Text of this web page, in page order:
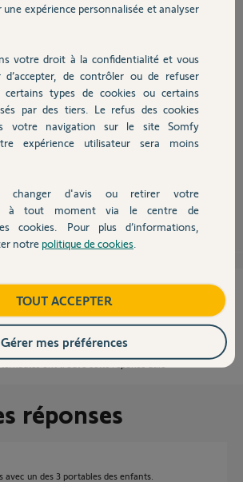
pro
GPS pour l'affichage de présence de cet
Somfy Protect doit avoir accès aux données de
Vous pouvez le paramétrer dans les réglages
vous a-t-elle aidé ?
NON OUI
réponses
avec un des 3 portables des enfants.
expérience personnalisée et analyser
votre droit à la confidentialité et vous
d’accepter, de contrôler ou de refuser
certains types de cookies ou certains
par des tiers. Le refus des cookies
votre navigation sur le site Somfy
expérience utilisateur sera moins
changer d'avis ou retirer votre
à tout moment via le centre de
cookies. Pour plus d’informations,
notre politique de cookies
TOUT ACCEPTER
Gérer mes préférences